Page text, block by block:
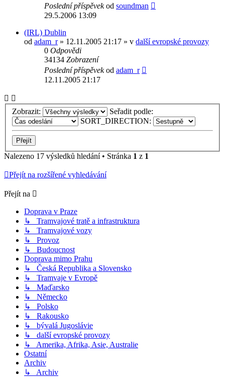
Poslední příspěvekod soundman
29.5.2006 13:09
(IRL) Dublin
od adam_r» 12.11.2005 21:17 » v další evropské provozy
0 Odpovědi
34134 Zobrazení
Poslední příspěvekod adam_r
12.11.2005 21:17
Zobrazit:
Seřadit podle:
SORT_DIRECTION:
Nalezeno 17 výsledků hledání • Stránka 1 z 1
Přejít na rozšířené vyhledávání
Přejít na
Doprava v Praze
↳ Tramvajové tratě a infrastruktura
↳ Tramvajové vozy
↳ Provoz
↳ Budoucnost
Doprava mimo Prahu
↳ Česká Republika a Slovensko
↳ Tramvaje v Evropě
↳ Maďarsko
↳ Německo
↳ Polsko
↳ Rakousko
↳ bývalá Jugoslávie
↳ další evropské provozy
↳ Amerika, Afrika, Asie, Australie
Ostatní
Archiv
↳ Archiv